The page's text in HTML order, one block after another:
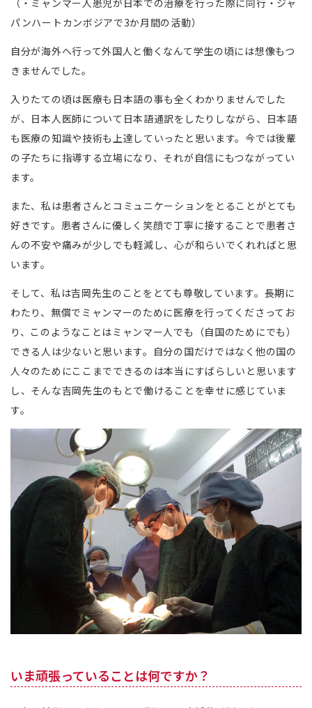
パンハートカンボジアで3か月間の活動）
自分が海外へ行って外国人と働くなんて学生の頃には想像もつ
きませんでした。
入りたての頃は医療も日本語の事も全くわかりませんでした
が、日本人医師について日本語通訳をしたりしながら、日本語
も医療の知識や技術も上達していったと思います。今では後輩
の子たちに指導する立場になり、それが自信にもつながってい
ます。
また、私は患者さんとコミュニケーションをとることがとても
好きです。患者さんに優しく笑顔で丁寧に接することで患者さ
んの不安や痛みが少しでも軽減し、心が和らいでくれればと思
います。
そして、私は吉岡先生のことをとても尊敬しています。長期に
わたり、無償でミャンマーのために医療を行ってくださってお
り、このようなことはミャンマー人でも（自国のためにでも）
できる人は少ないと思います。自分の国だけではなく他の国の
人々のためにここまでできるのは本当にすばらしいと思います
し、そんな吉岡先生のもとで働けることを幸せに感じていま
す。
いま頑張っていることは何ですか？